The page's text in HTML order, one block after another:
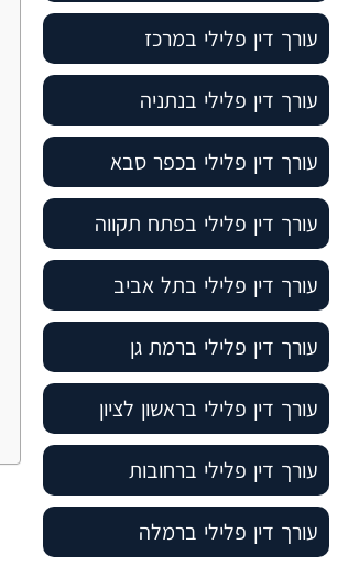
עורך דין פלילי במרכז
עורך דין פלילי בנתניה
עורך דין פלילי בכפר סבא
עורך דין פלילי בפתח תקווה
עורך דין פלילי בתל אביב
עורך דין פלילי ברמת גן
עורך דין פלילי בראשון לציון
עורך דין פלילי ברחובות
עורך דין פלילי ברמלה